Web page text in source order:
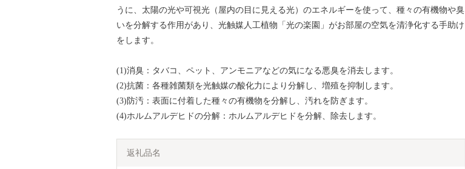
うに、太陽の光や可視光（屋内の目に見える光）のエネルギーを使って、種々の有機物や臭
いを分解する作用があり、光触媒人工植物「光の楽園」がお部屋の空気を清浄化する手助け
をします。
(1)消臭：タバコ、ペット、アンモニアなどの気になる悪臭を消去します。
(2)抗菌：各種雑菌類を光触媒の酸化力により分解し、増殖を抑制します。
(3)防汚：表面に付着した種々の有機物を分解し、汚れを防ぎます。
(4)ホルムアルデヒドの分解：ホルムアルデヒドを分解、除去します。
返礼品名